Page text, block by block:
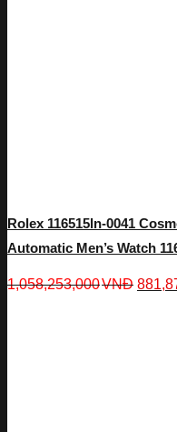
Rolex 116515ln-0041
Automatic Men’s Watch
1,058,253,000VNĐ